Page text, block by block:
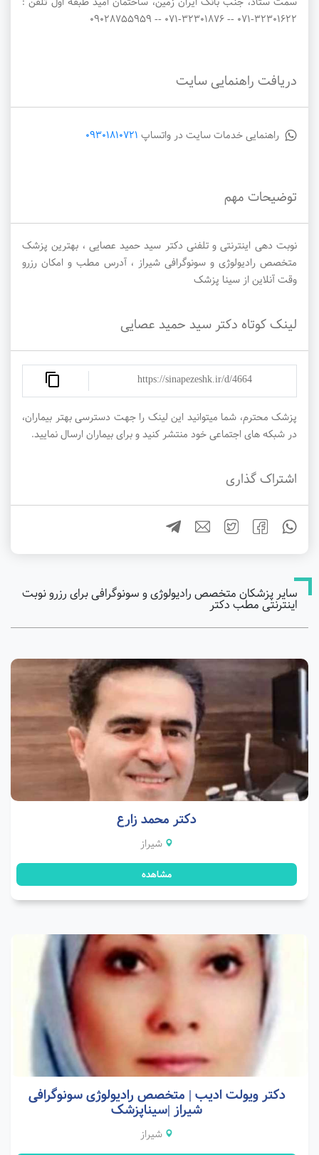
۳۲۳۰۱۶۲۲-071 -- ۳۲۳۰۱۸۷۶-071 -- ۰۹۰۲۸۷۵۵۹۵۹
دریافت راهنمایی سایت
راهنمایی خدمات سایت در واتساپ 09301810721
توضیحات مهم
نوبت دهی اینترنتی و تلفنی دکتر سید حمید عصایی ، بهترین پزشک
متخصص رادیولوژی و سونوگرافی شیراز ، آدرس مطب و امکان رزرو
وقت آنلاین از سینا پزشک
لینک کوتاه دکتر سید حمید عصایی
https://sinapezeshk.ir/d/4664
پزشک محترم، شما میتوانید این لینک را جهت دسترسی بهتر بیماران،
در شبکه های اجتماعی خود منتشر کنید و برای بیماران ارسال نمایید.
اشتراک گذاری
سایر پزشکان متخصص رادیولوژی و سونوگرافی برای رزرو نوبت
اینترنتی مطب دکتر
دکتر محمد زارع
شیراز
مشاهده
دکتر ویولت ادیب | متخصص رادیولوژی سونوگرافی
شیراز |سیناپزشک
شیراز